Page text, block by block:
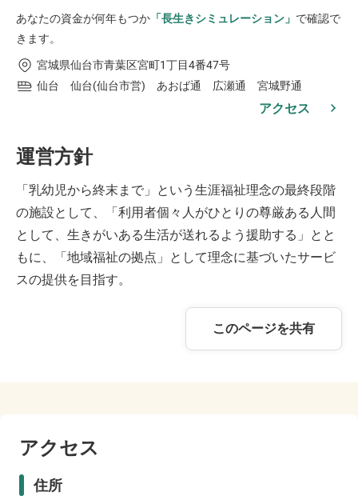
あなたの資金が何年もつか 「長生きシミュレーション」 で確認で
きます。
宮城県仙台市青葉区宮町1丁目4番47号
仙台 仙台(仙台市営) あおば通 広瀬通 宮城野通
アクセス
運営方針
「乳幼児から終末まで」という生涯福祉理念の最終段階
の施設として、「利用者個々人がひとりの尊厳ある人間
として、生きがいある生活が送れるよう援助する」とと
もに、「地域福祉の拠点」として理念に基づいたサービ
スの提供を目指す。
このページを共有
アクセス
住所